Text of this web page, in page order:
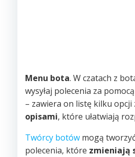
Menu bota. W czatach z
wysyłaj polecenia za pomocą
– zawiera on listę kilku opcji
opisami, które ułatwiają
Twórcy botów mogą
polecenia, które zmieniają